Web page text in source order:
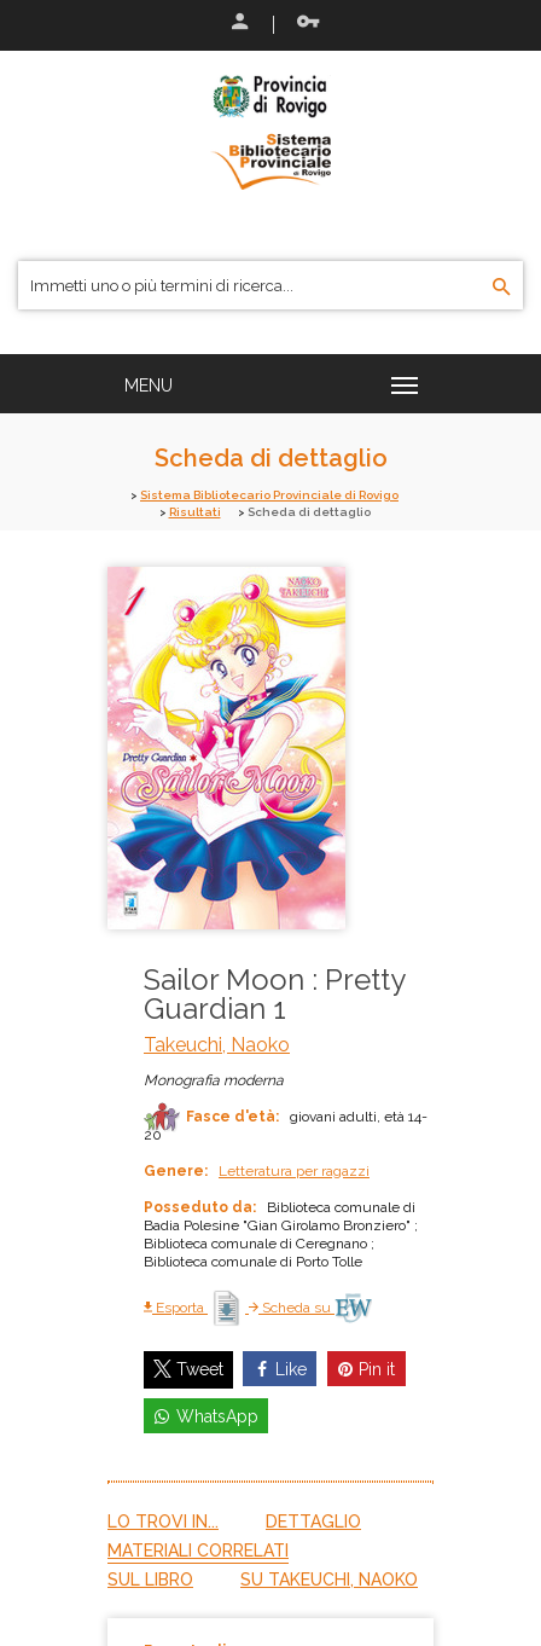
Scheda di dettaglio
Sistema Bibliotecario Provinciale di Rovigo
Risultati
Scheda di dettaglio
Sailor Moon : Pretty
Guardian 1
Takeuchi, Naoko
Monografia moderna
Fasce d'età:
giovani adulti, età 14-
20
Genere: Letteratura per ragazzi
Posseduto da:
Biblioteca comunale di
Badia Polesine "Gian Girolamo Bronziero" ;
Biblioteca comunale di Ceregnano ;
Biblioteca comunale di Porto Tolle
Esporta Scheda su
Tweet Like Pin it
WhatsApp
LO TROVI IN...
DETTAGLIO
MATERIALI CORRELATI
SUL LIBRO
SU TAKEUCHI, NAOKO